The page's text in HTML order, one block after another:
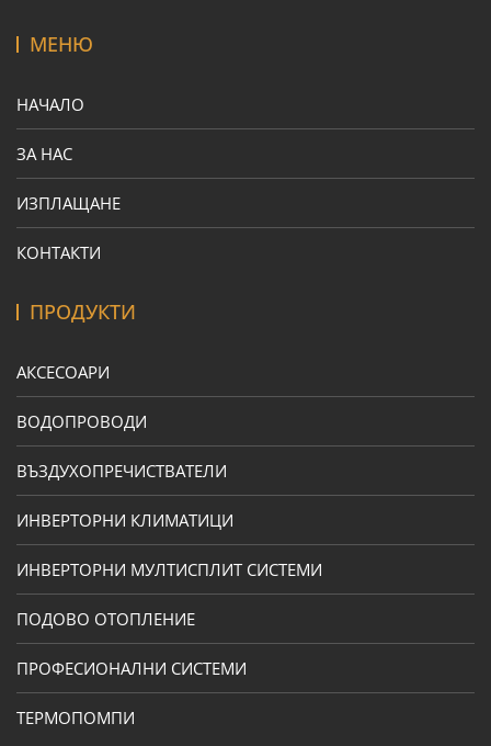
МЕНЮ
НАЧАЛО
ЗА НАС
ИЗПЛАЩАНЕ
КОНТАКТИ
ПРОДУКТИ
АКСЕСОАРИ
ВОДОПРОВОДИ
ВЪЗДУХОПРЕЧИСТВАТЕЛИ
ИНВЕРТОРНИ КЛИМАТИЦИ
ИНВЕРТОРНИ МУЛТИСПЛИТ СИСТЕМИ
ПОДОВО ОТОПЛЕНИЕ
ПРОФЕСИОНАЛНИ СИСТЕМИ
ТЕРМОПОМПИ